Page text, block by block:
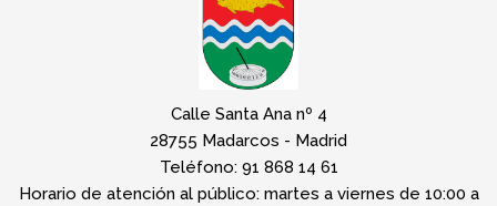
Calle Santa Ana nº 4
28755 Madarcos - Madrid
Teléfono: 91 868 14 61
Horario de atención al público: martes a viernes de 10:00 a